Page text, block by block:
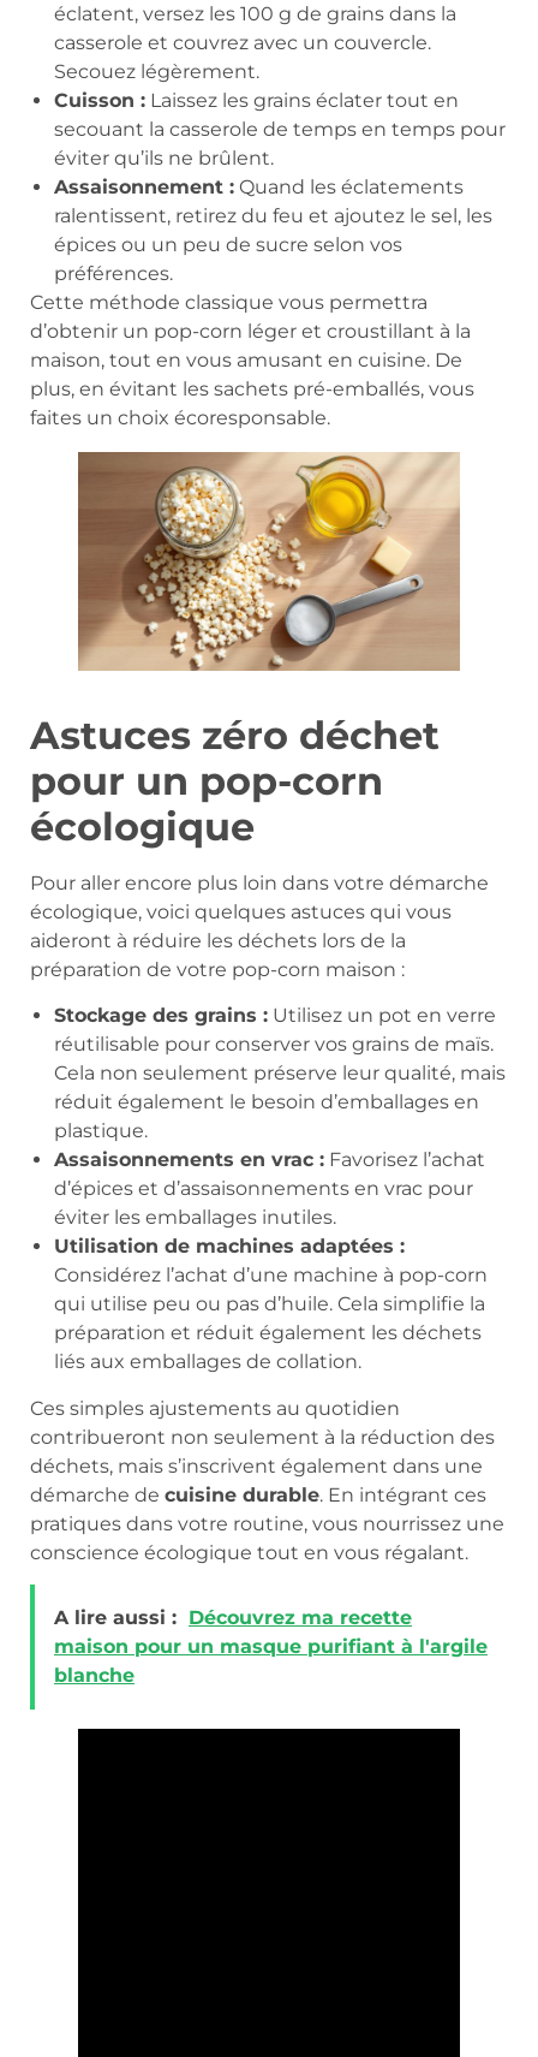
éclatent, versez les 100 g de grains dans la
casserole et couvrez avec un couvercle.
Secouez légèrement.
Cuisson : Laissez les grains éclater tout en
secouant la casserole de temps en temps pour
éviter qu’ils ne brûlent.
Assaisonnement : Quand les éclatements
ralentissent, retirez du feu et ajoutez le sel, les
épices ou un peu de sucre selon vos
préférences.
Cette méthode classique vous permettra
d’obtenir un pop-corn léger et croustillant à la
maison, tout en vous amusant en cuisine. De
plus, en évitant les sachets pré-emballés, vous
faites un choix écoresponsable.
Astuces zéro déchet
pour un pop-corn
écologique
Pour aller encore plus loin dans votre démarche
écologique, voici quelques astuces qui vous
aideront à réduire les déchets lors de la
préparation de votre pop-corn maison :
Stockage des grains : Utilisez un pot en verre
réutilisable pour conserver vos grains de maïs.
Cela non seulement préserve leur qualité, mais
réduit également le besoin d’emballages en
plastique.
Assaisonnements en vrac : Favorisez l’achat
d’épices et d’assaisonnements en vrac pour
éviter les emballages inutiles.
Utilisation de machines adaptées :
Considérez l’achat d’une machine à pop-corn
qui utilise peu ou pas d’huile. Cela simplifie la
préparation et réduit également les déchets
liés aux emballages de collation.
Ces simples ajustements au quotidien
contribueront non seulement à la réduction des
déchets, mais s’inscrivent également dans une
démarche de cuisine durable. En intégrant ces
pratiques dans votre routine, vous nourrissez une
conscience écologique tout en vous régalant.
A lire aussi : Découvrez ma recette
maison pour un masque purifiant à l'argile
blanche